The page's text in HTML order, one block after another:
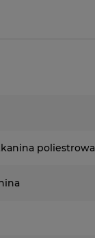
poliestrowa